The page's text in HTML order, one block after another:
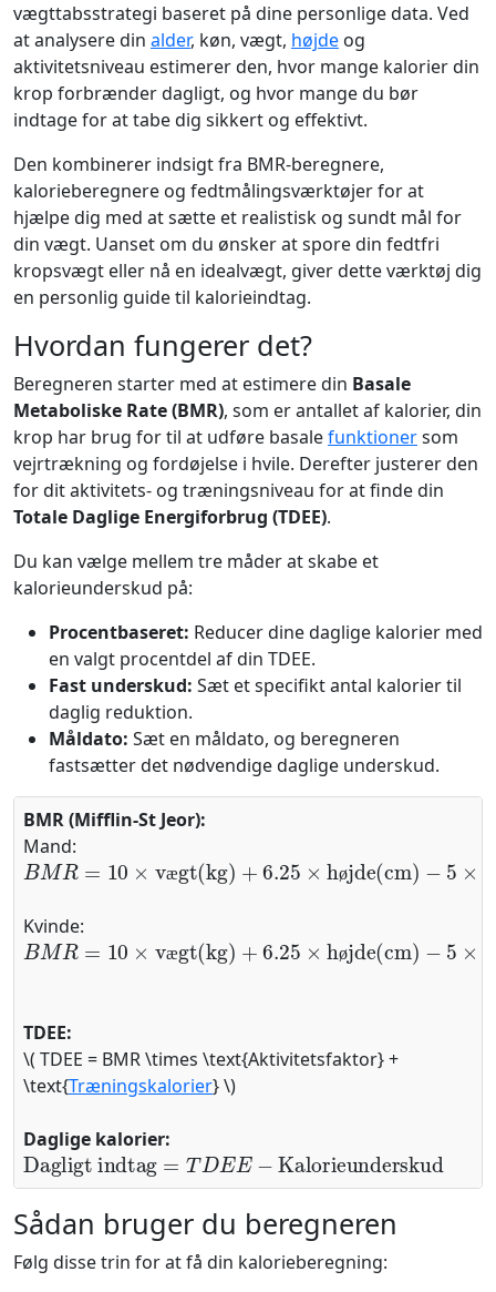
vægttabsstrategi baseret på dine personlige data. Ved
at analysere din alder, køn, vægt, højde og
aktivitetsniveau estimerer den, hvor mange kalorier din
krop forbrænder dagligt, og hvor mange du bør
indtage for at tabe dig sikkert og effektivt.
Den kombinerer indsigt fra BMR-beregnere,
kalorieberegnere og fedtmålingsværktøjer for at
hjælpe dig med at sætte et realistisk og sundt mål for
din vægt. Uanset om du ønsker at spore din fedtfri
kropsvægt eller nå en idealvægt, giver dette værktøj dig
en personlig guide til kalorieindtag.
Hvordan fungerer det?
Beregneren starter med at estimere din Basale
Metaboliske Rate (BMR), som er antallet af kalorier, din
krop har brug for til at udføre basalefunktionersom
vejrtrækning og fordøjelse i hvile. Derefter justerer den
for dit aktivitets- og træningsniveau for at finde din
Totale Daglige Energiforbrug (TDEE).
Du kan vælge mellem tre måder at skabe et
kalorieunderskud på:
Procentbaseret: Reducer dine daglige kalorier med
en valgt procentdel af din TDEE.
Fast underskud: Sæt et specifikt antal kalorier til
daglig reduktion.
Måldato: Sæt en måldato, og beregneren
fastsætter det nødvendige daglige underskud.
BMR (Mifflin-St Jeor):
Mand:
æ ø
BMR= vægt(kg)+ 6.25 højde(cm)
−5×alder
Kvinde:
æ ø
BMR= vægt(kg)+ 6.25 højde(cm)
−5×alder
TDEE:
\( TDEE = BMR \times \text{Aktivitetsfaktor} +
\text{Træningskalorier} \)
Daglige kalorier:
Dagligt indtag= DEE−Kalorieunderskud
Sådan bruger du beregneren
Følg disse trin for at få din kalorieberegning: